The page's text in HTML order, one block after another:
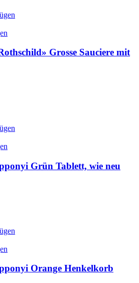
Grosse Sauciere mit
Grün Tablett, wie neu
Orange Henkelkorb